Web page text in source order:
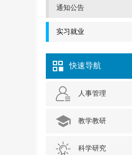
通知公告
实习就业
快速导航
人事管理
教学教研
科学研究